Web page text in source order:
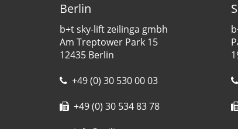
Berlin
b+t sky-lift zeilinga gmbh
Am Treptower Park 15
12435 Berlin
+49 (0) 30 530 00 03
+49 (0) 30 534 83 78